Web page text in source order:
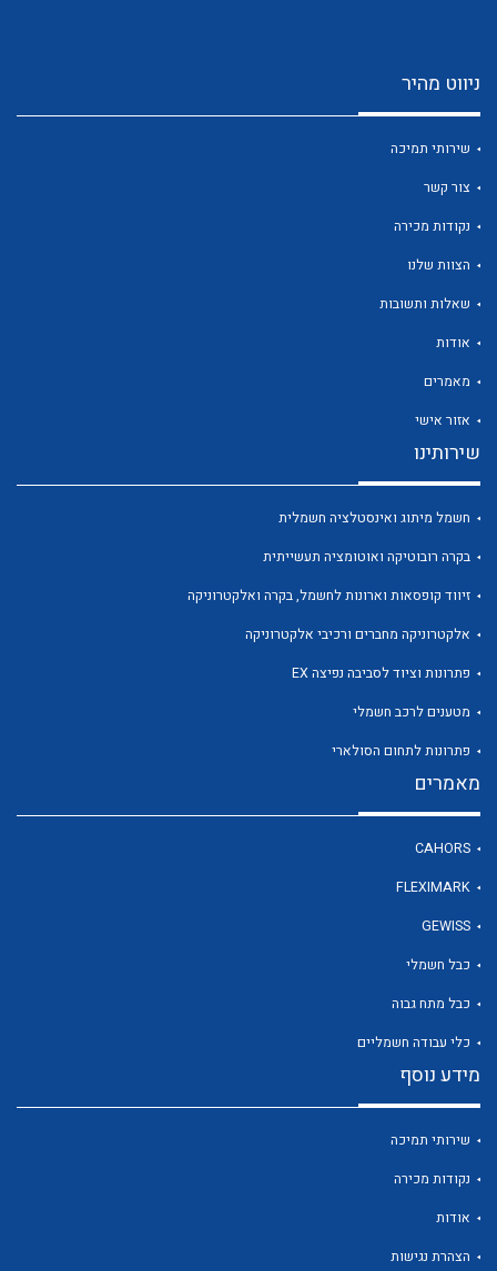
ניווט מהיר
שירותי תמיכה
צור קשר
נקודות מכירה
הצוות שלנו
שאלות ותשובות
אודות
מאמרים
אזור אישי
שירותינו
חשמל מיתוג ואינסטלציה חשמלית
בקרה רובוטיקה ואוטומציה תעשייתית
זיווד קופסאות וארונות לחשמל, בקרה ואלקטרוניקה
אלקטרוניקה מחברים ורכיבי אלקטרוניקה
פתרונות וציוד לסביבה נפיצה EX
מטענים לרכב חשמלי
פתרונות לתחום הסולארי
מאמרים
CAHORS
FLEXIMARK
GEWISS
כבל חשמלי
כבל מתח גבוה
כלי עבודה חשמליים
מידע נוסף
שירותי תמיכה
נקודות מכירה
אודות
הצהרת נגישות